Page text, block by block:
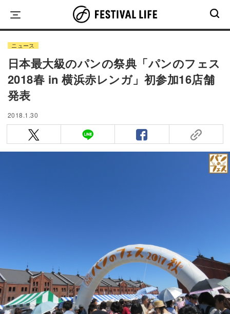
content
ニュース
日本最大級のパンの祭典「パンのフェス
2018春 in 横浜赤レンガ」初参加16店舗
発表
2018.1.30